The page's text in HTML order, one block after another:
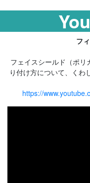
フ
フェイスシールド（ポリ
り付け方について、くわ
https://